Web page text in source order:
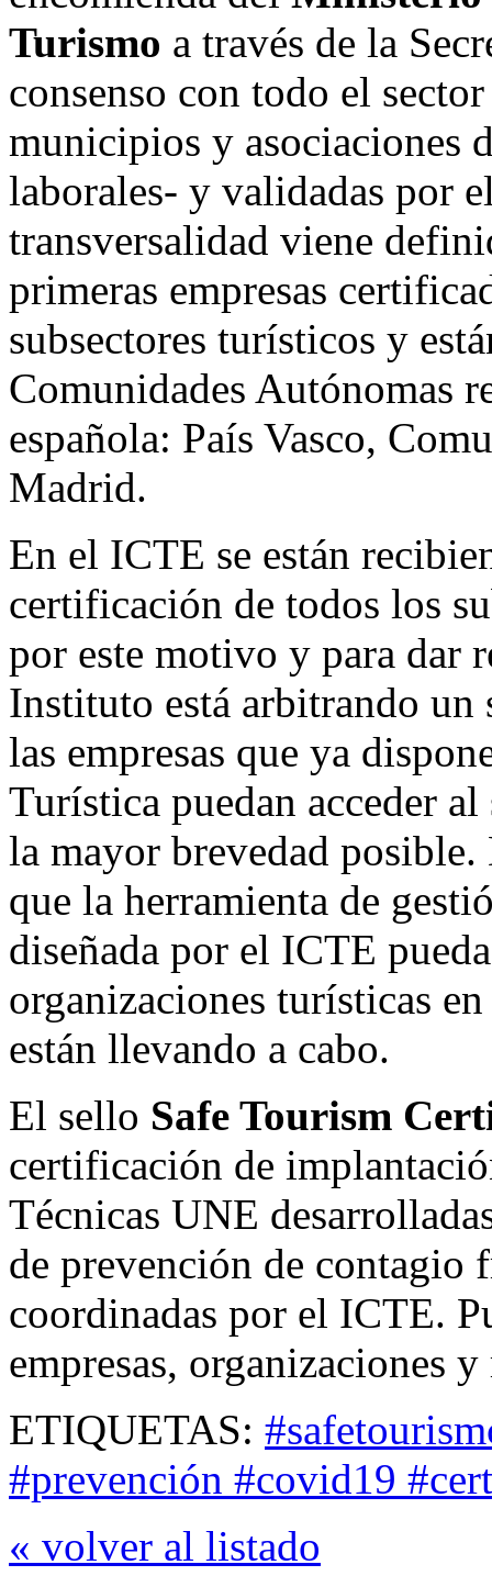
Turismo a través de la
consenso con todo el
municipios y asociaciones
laborales- y validadas por
transversalidad viene
primeras empresas
subsectores turísticos y
Comunidades Autónomas
española: País Vasco,
Madrid.
En el ICTE se están
certificación de todos los
por este motivo y para dar
Instituto está arbitrando un
las empresas que ya
Turística puedan acceder
la mayor brevedad
que la herramienta de
diseñada por el ICTE
organizaciones turísticas
están llevando a cabo.
El sello Safe Tourism
certificación de
Técnicas UNE
de prevención de contagio
coordinadas por el ICTE.
empresas, organizaciones
ETIQUETAS:
#prevención #covid19
« volver al listado